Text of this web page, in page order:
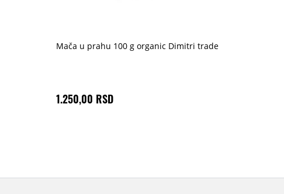
Mača u prahu 100 g organic Dimitri trade
1.250,00 RSD